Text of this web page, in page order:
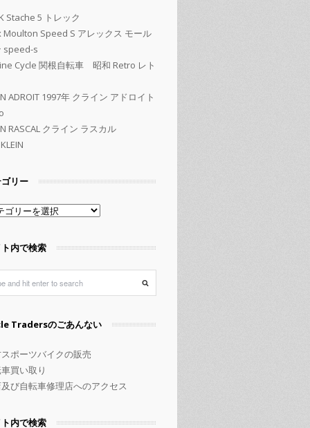
Stache 5 トレック
Moulton Speed S アレックス モール
speed-s
Cycle 関根自転車 昭和 Retro レト
ADROIT 1997年 クライン アドロイト
RASCAL クライン ラスカル
リー
内で検索
Tradersのごあんない
ポーツバイクの販売
買い取り
び自転車修理店へのアクセス
内で検索